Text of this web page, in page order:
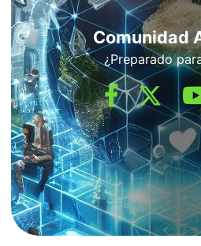
Comunidad
¿Preparado